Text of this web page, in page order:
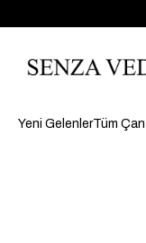
Yeni GelenlerTüm